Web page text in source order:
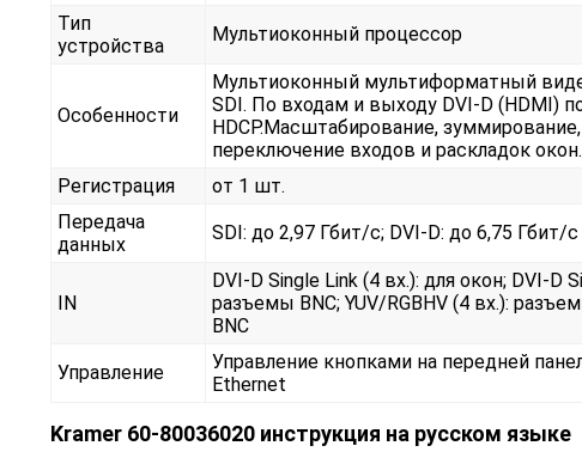
Тип
устройства
Мультиоконный процессор
Особенности
Мультиоконный мультиформатный
SDI. По входам и выходу DVI-D (HDMI)
HDCP.Масштабирование,
переключение входов и раскладок
Регистрация
от 1 шт.
Передача
данных
SDI: до 2,97 Гбит/с; DVI-D: до 6,75 Гбит/
IN
DVI-D Single Link (4 вх.): для окон; DVI-D
разъемы BNC; YUV/RGBHV (4 вх.):
BNC
Управление
Управление кнопками на передней
Ethernet
Kramer 60-80036020 инструкция на русском языке